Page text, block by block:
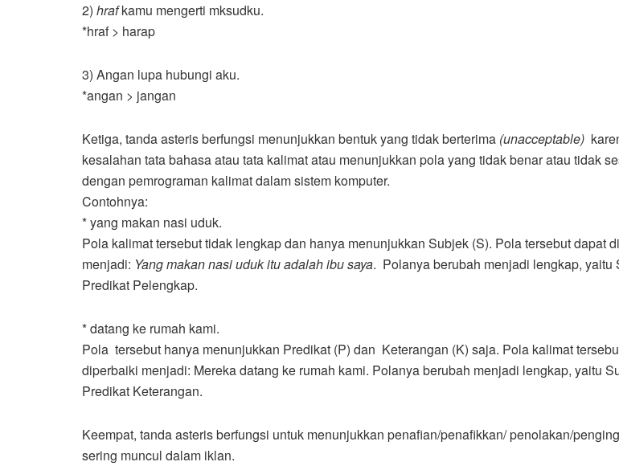
2) hrafkamu mengerti mksudku.
*hraf > harap
3) Angan lupa hubungi aku.
*angan > jangan
Ketiga, tanda asteris berfungsi menunjukkan bentuk yang tidak berterima (unacceptable)
kesalahan tata bahasa atau tata kalimat atau menunjukkan pola yang tidak benar atau tidak
dengan pemrograman kalimat dalam sistem komputer.
Contohnya:
* yang makan nasi uduk.
Pola kalimat tersebut tidak lengkap dan hanya menunjukkan Subjek (S). Pola tersebut dapat
menjadi: Yang makan nasi uduk itu adalah ibu saya. Polanya berubah menjadi lengkap, yaitu
Predikat Pelengkap.
* datang ke rumah kami.
Pola tersebut hanya menunjukkan Predikat (P) dan Keterangan (K) saja. Pola kalimat
diperbaiki menjadi: Mereka datang ke rumah kami. Polanya berubah menjadi lengkap, yaitu
Predikat Keterangan.
Keempat, tanda asteris berfungsi untuk menunjukkan penafian/penafikkan/ penolakan/
sering muncul dalam iklan.